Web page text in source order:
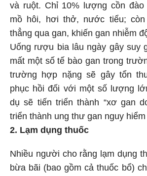
và ruột. Chỉ 10% lượng cồn
mồ hôi, hơi thở, nước tiểu;
thẳng qua gan, khiến gan nhiễm
Uống rượu bia lâu ngày gây suy
mất một số tế bào gan trong
trường hợp nặng sẽ gây tổn
phục hồi đối với một số lượng
dụ sẽ tiến triển thành “xơ gan
triển thành ung thư gan nguy
2. Lạm dụng thuốc
Nhiều người cho rằng lạm dụng
bừa bãi (bao gồm cả thuốc bổ)